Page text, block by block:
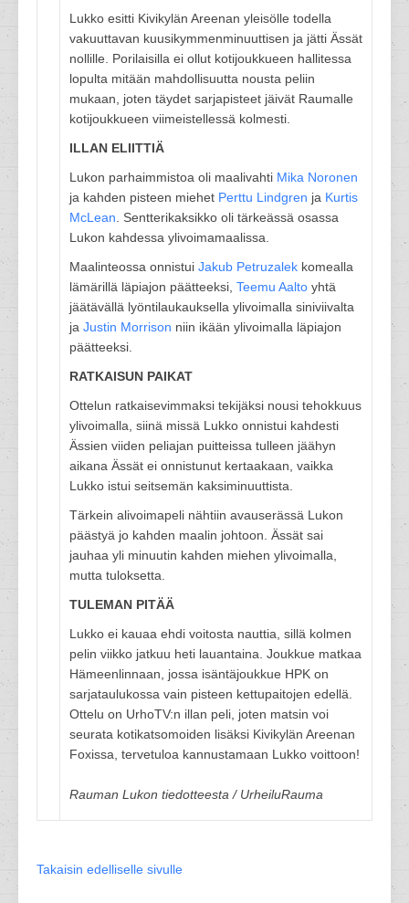
Lukko esitti Kivikylän Areenan yleisölle todella
vakuuttavan kuusikymmenminuuttisen ja jätti Ässät
nollille. Porilaisilla ei ollut kotijoukkueen hallitessa
lopulta mitään mahdollisuutta nousta peliin
mukaan, joten täydet sarjapisteet jäivät Raumalle
kotijoukkueen viimeistellessä kolmesti.
ILLAN ELIITTIÄ
Lukon parhaimmistoa oli maalivahti Mika Noronen
ja kahden pisteen miehet Perttu Lindgren ja Kurtis
McLean . Sentterikaksikko oli tärkeässä osassa
Lukon kahdessa ylivoimamaalissa.
Maalinteossa onnistui Jakub Petruzalek komealla
lämärillä läpiajon päätteeksi, Teemu Aalto yhtä
jäätävällä lyöntilaukauksella ylivoimalla siniviivalta
ja Justin Morrison niin ikään ylivoimalla läpiajon
päätteeksi.
RATKAISUN PAIKAT
Ottelun ratkaisevimmaksi tekijäksi nousi tehokkuus
ylivoimalla, siinä missä Lukko onnistui kahdesti
Ässien viiden peliajan puitteissa tulleen jäähyn
aikana Ässät ei onnistunut kertaakaan, vaikka
Lukko istui seitsemän kaksiminuuttista.
Tärkein alivoimapeli nähtiin avauserässä Lukon
päästyä jo kahden maalin johtoon. Ässät sai
jauhaa yli minuutin kahden miehen ylivoimalla,
mutta tuloksetta.
TULEMAN PITÄÄ
Lukko ei kauaa ehdi voitosta nauttia, sillä kolmen
pelin viikko jatkuu heti lauantaina. Joukkue matkaa
Hämeenlinnaan, jossa isäntäjoukkue HPK on
sarjataulukossa vain pisteen kettupaitojen edellä.
Ottelu on UrhoTV:n illan peli, joten matsin voi
seurata kotikatsomoiden lisäksi Kivikylän Areenan
Foxissa, tervetuloa kannustamaan Lukko voittoon!
Rauman Lukon tiedotteesta / UrheiluRauma
Takaisin edelliselle sivulle